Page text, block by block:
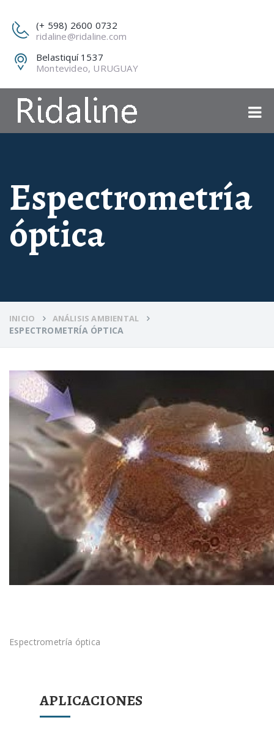
(+ 598) 2600 0732
ridaline@ridaline.com
Belastiquí 1537
Montevideo, URUGUAY
Espectrometría
óptica
INICIO ANÁLISIS AMBIENTAL
ESPECTROMETRÍA ÓPTICA
Espectrometría óptica
APLICACIONES